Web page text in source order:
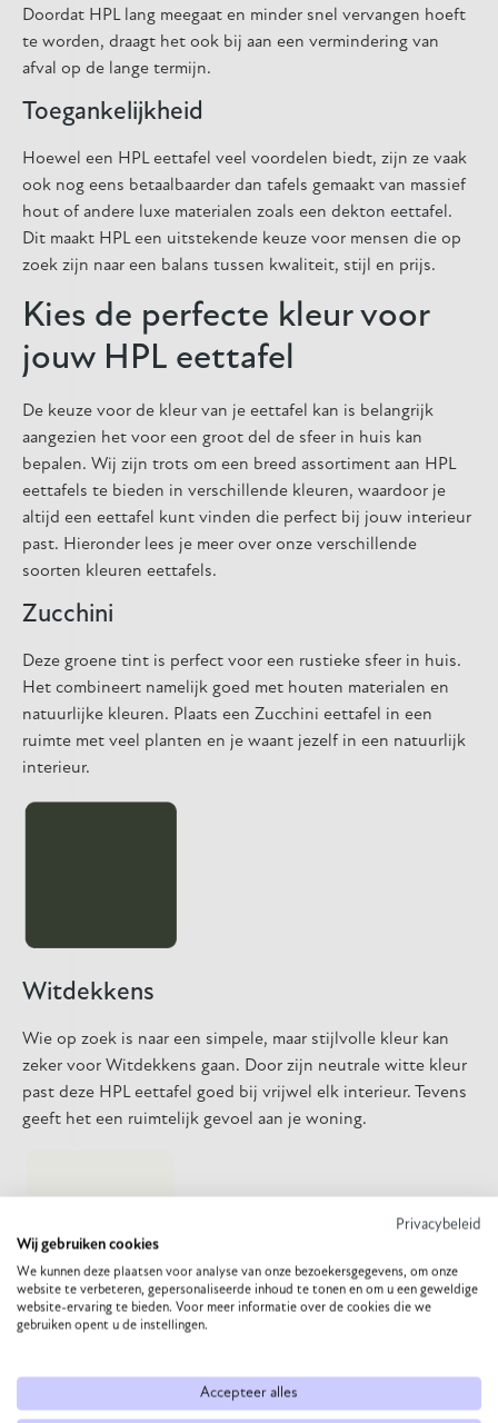
Doordat HPL lang meegaat en minder snel vervangen hoeft
te worden, draagt het ook bij aan een vermindering van
afval op de lange termijn.
Toegankelijkheid
Hoewel een HPL eettafel veel voordelen biedt, zijn ze vaak
ook nog eens betaalbaarder dan tafels gemaakt van massief
hout of andere luxe materialen zoals een dekton eettafel .
Dit maakt HPL een uitstekende keuze voor mensen die op
zoek zijn naar een balans tussen kwaliteit, stijl en prijs.
Kies de perfecte kleur voor
jouw HPL eettafel
De keuze voor de kleur van je eettafel kan is belangrijk
aangezien het voor een groot del de sfeer in huis kan
bepalen. Wij zijn trots om een breed assortiment aan HPL
eettafels te bieden in verschillende kleuren, waardoor je
altijd een eettafel kunt vinden die perfect bij jouw interieur
past. Hieronder lees je meer over onze verschillende
soorten kleuren eettafels.
Zucchini
Deze groene tint is perfect voor een rustieke sfeer in huis.
Het combineert namelijk goed met houten materialen en
natuurlijke kleuren. Plaats een Zucchini eettafel in een
ruimte met veel planten en je waant jezelf in een natuurlijk
interieur.
Witdekkens
Wie op zoek is naar een simpele, maar stijlvolle kleur kan
zeker voor Witdekkens gaan. Door zijn neutrale witte kleur
past deze HPL eettafel goed bij vrijwel elk interieur. Tevens
geeft het een ruimtelijk gevoel aan je woning.
Vulkaanzwart
Volkaanzwaer is een extravagante kleur voor een HPL
eettafel. Deze donkere tint zorgt voor een stoere sfeer in
Privacybeleid
Wij gebruiken cookies
We kunnen deze plaatsen voor analyse van onze bezoekersgegevens, om onze
website te verbeteren, gepersonaliseerde inhoud te tonen en om u een geweldige
website-ervaring te bieden. Voor meer informatie over de cookies die we
gebruiken opent u de instellingen.
Accepteer alles